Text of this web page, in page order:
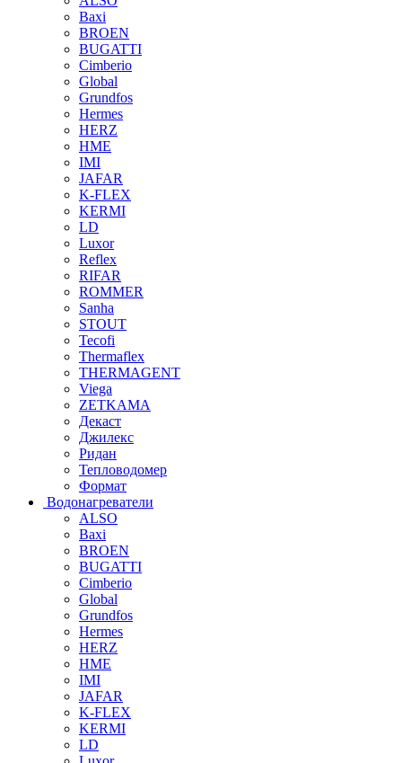
Baxi
BROEN
BUGATTI
Cimberio
Global
Grundfos
Hermes
HERZ
HME
IMI
JAFAR
K-FLEX
KERMI
LD
Luxor
Reflex
RIFAR
ROMMER
Sanha
STOUT
Tecofi
Thermaflex
THERMAGENT
Viega
ZETKAMA
Декаст
Джилекс
Ридан
Тепловодомер
Формат
Водонагреватели
ALSO
Baxi
BROEN
BUGATTI
Cimberio
Global
Grundfos
Hermes
HERZ
HME
IMI
JAFAR
K-FLEX
KERMI
LD